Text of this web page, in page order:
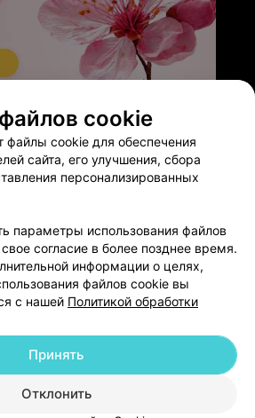
Добавить специалиста
проекта
Размещение рекламы
Публичный договор
cookie
файлы cookie для обеспечения
сайта, его улучшения, сбора
персонализированных
параметры использования файлов
согласие в более позднее время.
информации о целях,
файлов cookie вы
с нашей Политикой обработки
Отклонить
Принять